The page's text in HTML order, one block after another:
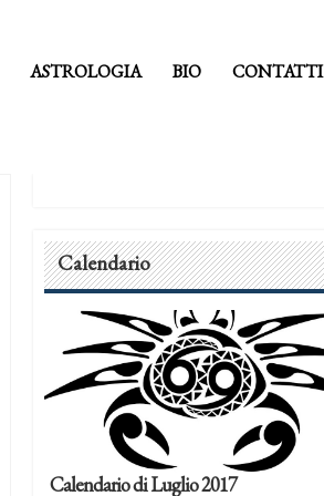
ASTROLOGIA BIO CONTATTI
Calendario
Calendario di Luglio 2017